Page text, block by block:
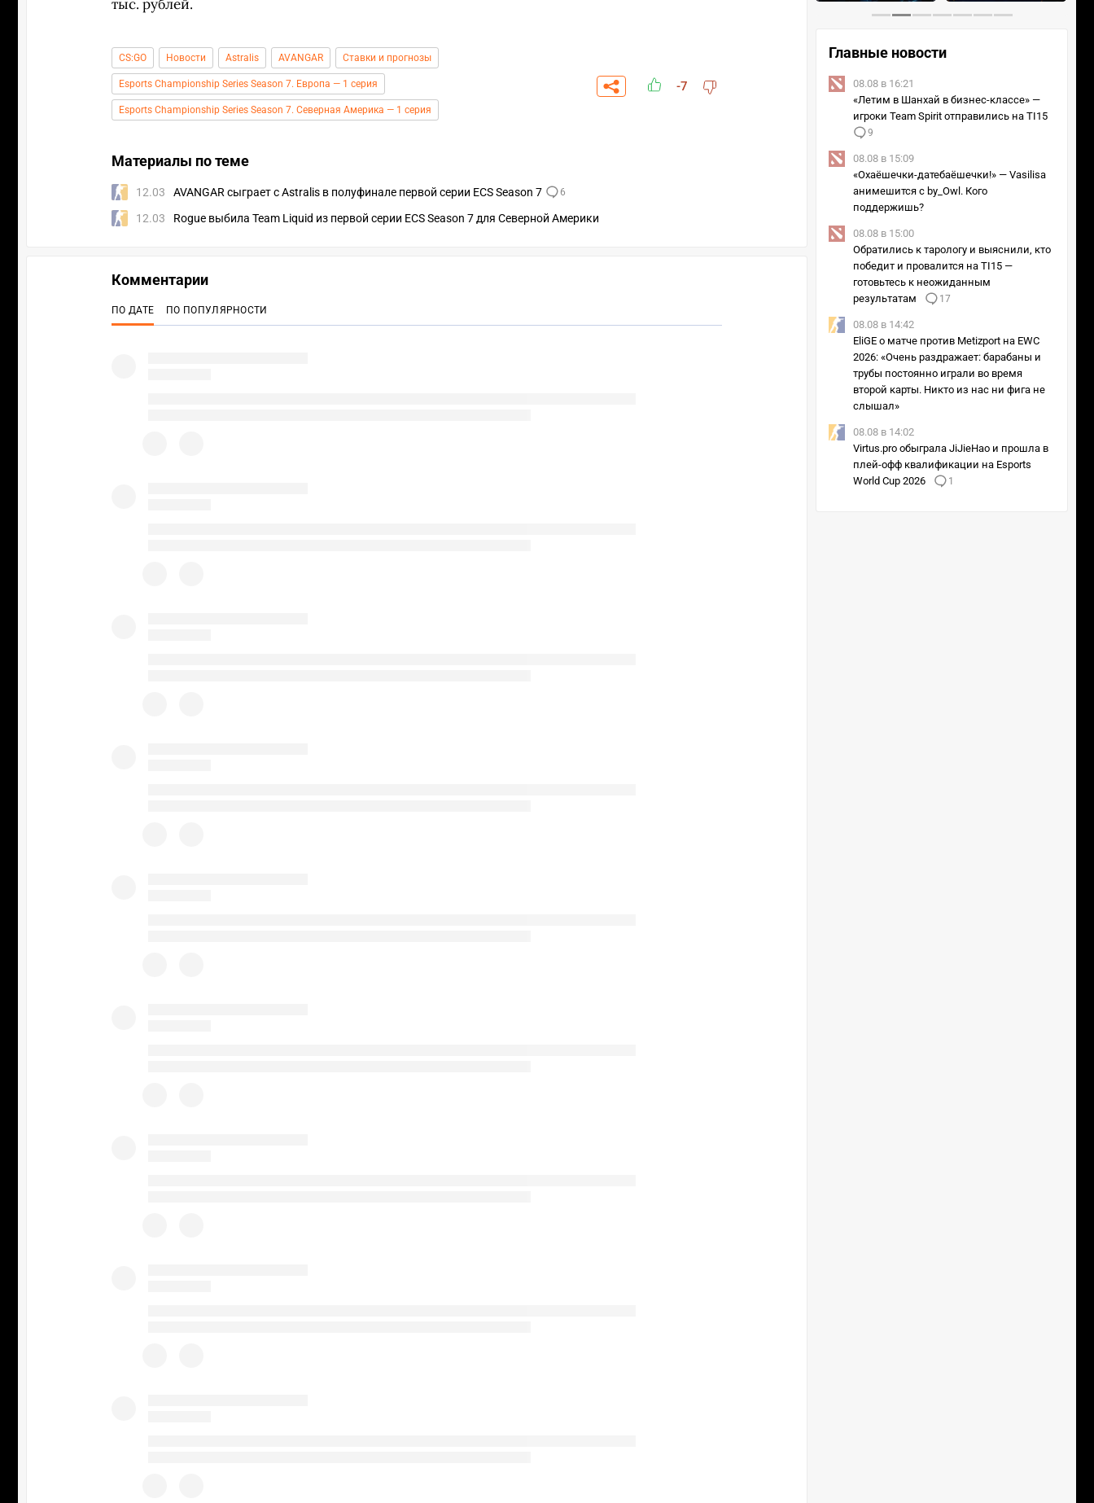
тыс. рублей.
CS:GO Новости Astralis AVANGAR Ставки и прогнозы
Esports Championship Series Season 7. Европа — 1 серия
Esports Championship Series Season 7. Северная Америка — 1 серия
-7
Материалы по теме
12.03 AVANGAR сыграет с Astralis в полуфинале первой серии ECS Season 7 6
12.03 Rogue выбила Team Liquid из первой серии ECS Season 7 для Северной Америки
Главные новости
08.08 в 16:21
«Летим в Шанхай в бизнес-классе» —
игроки Team Spirit отправились на TI15
9
08.08 в 15:09
«Охаёшечки-датебаёшечки!» — Vasilisa
анимешится с by_Owl. Кого
поддержишь?
08.08 в 15:00
Обратились к тарологу и выяснили, кто
победит и провалится на TI15 —
готовьтесь к неожиданным
результатам
17
08.08 в 14:42
EliGE о матче против Metizport на EWC
2026: «Очень раздражает: барабаны и
трубы постоянно играли во время
второй карты. Никто из нас ни фига не
слышал»
08.08 в 14:02
Virtus.pro обыграла JiJieHao и прошла в
плей-офф квалификации на Esports
World Cup 2026
1
Комментарии
ПО ДАТЕ ПО ПОПУЛЯРНОСТИ